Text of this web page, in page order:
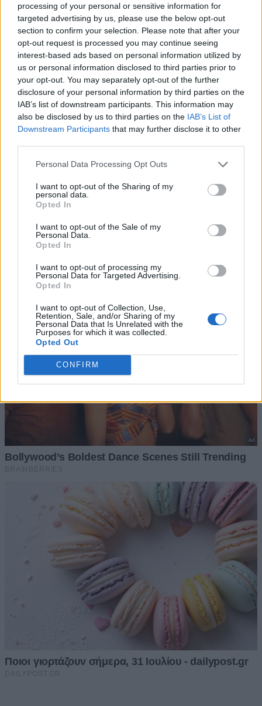
processing of your personal or sensitive information for
targeted advertising by us, please use the below opt-out
section to confirm your selection. Please note that after your
opt-out request is processed you may continue seeing
interest-based ads based on personal information utilized by
us or personal information disclosed to third parties prior to
your opt-out. You may separately opt-out of the further
disclosure of your personal information by third parties on the
IAB’s list of downstream participants. This information may
also be disclosed by us to third parties on the IAB’s List of
Downstream Participants that may further disclose it to other
Personal Data Processing Opt Outs
I want to opt-out of the Sharing of my
personal data.
Opted In
I want to opt-out of the Sale of my
Personal Data.
Opted In
I want to opt-out of processing my
Personal Data for Targeted Advertising.
Opted In
I want to opt-out of Collection, Use,
Retention, Sale, and/or Sharing of my
Personal Data that Is Unrelated with the
Purposes for which it was collected.
Opted Out
CONFIRM